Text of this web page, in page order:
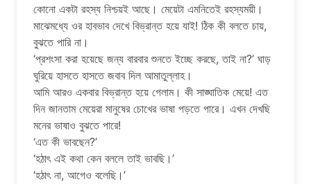
কোনো একটা রহস্য নিশ্চয়ই আছে। মেয়েটা এমনিতেই রহস্যময়ী।
মাঝেমধ্যে ওর হাবভাব দেখে বিভ্রান্ত হয়ে যাই! ঠিক কী বলতে চায়,
বুঝতে পারি না।
‘প্রশংসা করা হয়েছে জন্য বারবার শুনতে ইচ্ছে করছে, তাই না?’ ঘাড়
ঘুরিয়ে হাসতে হাসতে জবাব দিল আমাতুল্লাহ।
আমি আরও একবার বিভ্রান্ত হয়ে গেলাম। কী সাঙ্ঘাতিক মেয়ে! এত
দিন জানতাম মেয়েরা মানুষের চোখের ভাষা পড়তে পারে। এখন দেখছি
মনের ভাষাও বুঝতে পারে!
‘এত কী ভাবছেন?’
‘হঠাৎ এই কথা কেন বললে তাই ভাবছি।’
‘হঠাৎ না, আগেও বলেছি।’